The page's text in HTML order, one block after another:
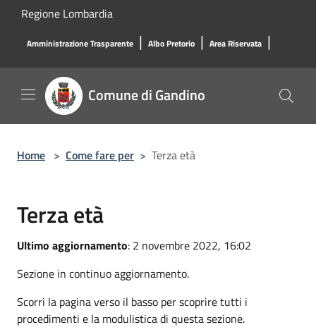
Salta al contenuto principale
Regione Lombardia
Amministrazione Trasparente | Albo Pretorio | Area Riservata |
Comune di Gandino
Home > Come fare per > Terza età
Terza età
Ultimo aggiornamento: 2 novembre 2022, 16:02
Sezione in continuo aggiornamento.
Scorri la pagina verso il basso per scoprire tutti i
procedimenti e la modulistica di questa sezione.